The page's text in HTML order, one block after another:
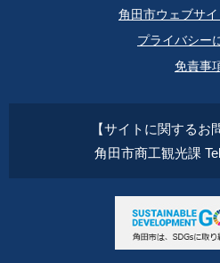
角田市ウェブサ
プライバシー
免責事
【サイトに関するお
角田市商工観光課